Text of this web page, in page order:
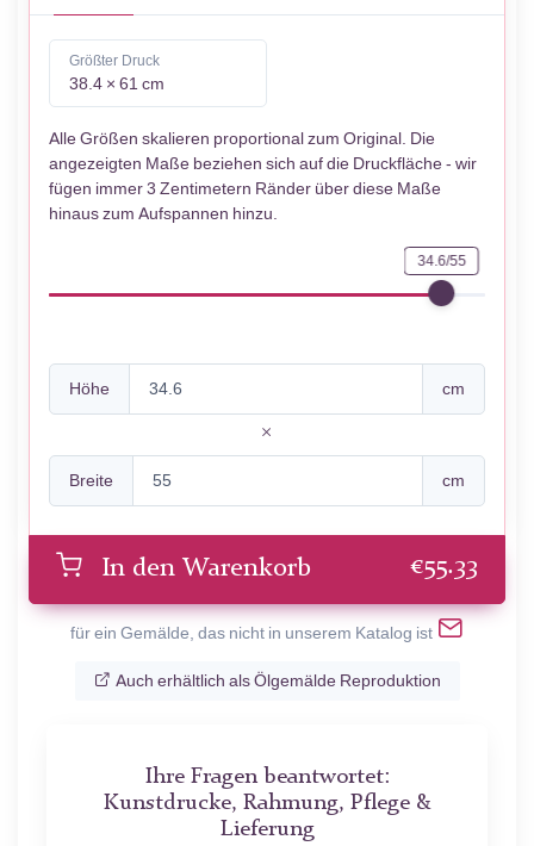
Größter Druck
38.4 × 61 cm
Alle Größen skalieren proportional zum Original. Die
angezeigten Maße beziehen sich auf die Druckfläche - wir
fügen immer 3 Zentimetern Ränder über diese Maße
hinaus zum Aufspannen hinzu.
34.6/55
Höhe cm
Breite cm
In den Warenkorb €55.33
für ein Gemälde, das nicht in unserem Katalog ist
Auch erhältlich als Ölgemälde Reproduktion
Ihre Fragen beantwortet:
Kunstdrucke, Rahmung, Pflege &
Lieferung